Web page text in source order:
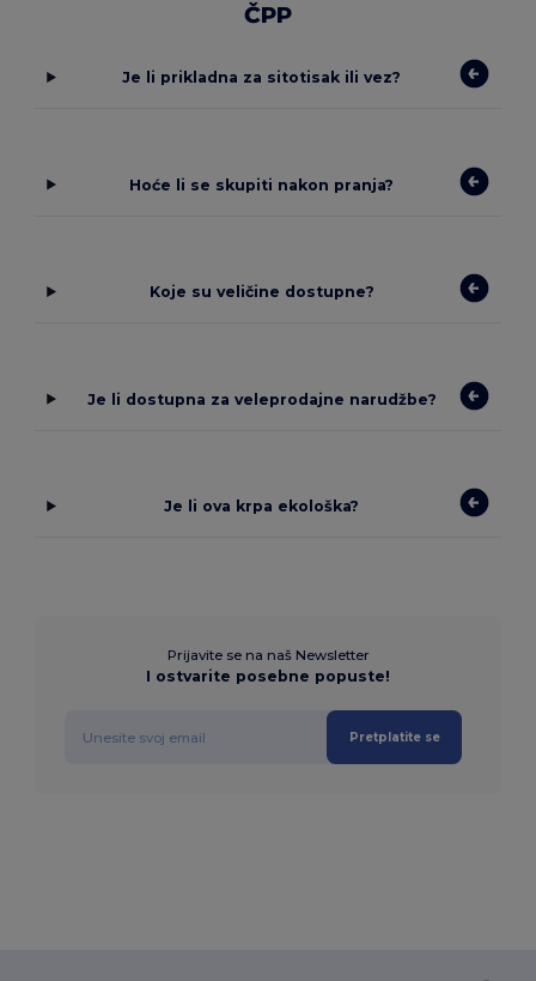
ČPP
Je li prikladna za sitotisak ili vez?
Hoće li se skupiti nakon pranja?
Koje su veličine dostupne?
Je li dostupna za veleprodajne narudžbe?
Je li ova krpa ekološka?
Prijavite se na naš Newsletter
I ostvarite posebne popuste!
Pretplatite se